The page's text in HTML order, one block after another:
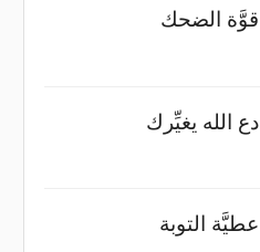
قوَّة الضحك
دع الله يغيِّرك
عطيَّة التوبة